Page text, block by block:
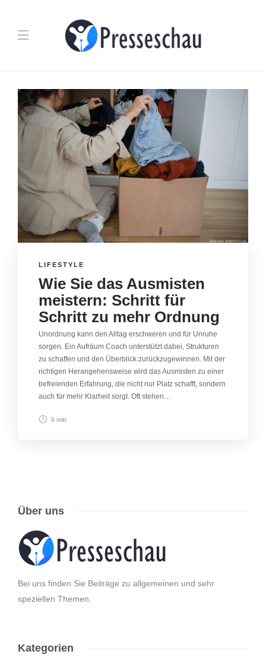
LIFESTYLE
Wie Sie das Ausmisten
meistern: Schritt für
Schritt zu mehr Ordnung
Unordnung kann den Alltag erschweren und für Unruhe
sorgen. Ein Aufräum Coach unterstützt dabei, Strukturen
zu schaffen und den Überblick zurückzugewinnen. Mit der
richtigen Herangehensweise wird das Ausmisten zu einer
befreienden Erfahrung, die nicht nur Platz schafft, sondern
auch für mehr Klarheit sorgt. Oft stehen…
6 min
Über uns
Bei uns finden Sie Beiträge zu allgemeinen und sehr
speziellen Themen.
Kategorien